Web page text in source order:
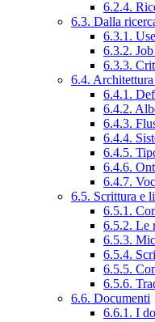
6.2.4.
6.3. Dalla
6.3.1.
6.3.2.
6.3.3.
6.4.
6.4.1.
6.4.2.
6.4.3.
6.4.4.
6.4.5.
6.4.6.
6.4.7.
6.5. Scrittura e
6.5.1.
6.5.2. Le
6.5.3.
6.5.4.
6.5.5.
6.5.6.
6.6. Documenti
6.6.1. I